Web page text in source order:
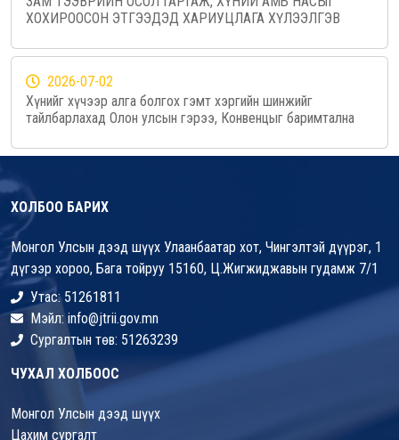
ХОХИРООСОН ЭТГЭЭДЭД ХАРИУЦЛАГА ХҮЛЭЭЛГЭВ
2026-07-02
Хүнийг хүчээр алга болгох гэмт хэргийн шинжийг
тайлбарлахад Олон улсын гэрээ, Конвенцыг баримтална
ХОЛБОО БАРИХ
Монгол Улсын дээд шүүх Улаанбаатар хот, Чингэлтэй дүүрэг, 1
дүгээр хороо, Бага тойруу 15160, Ц.Жигжиджавын гудамж 7/1
Утас: 51261811
Мэйл: info@jtrii.gov.mn
Сургалтын төв: 51263239
ЧУХАЛ ХОЛБООС
Монгол Улсын дээд шүүх
Цахим сургалт